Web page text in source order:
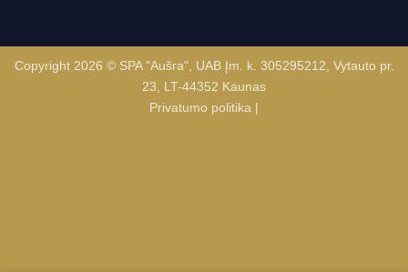
Copyright 2026 © SPA "Aušra", UAB Įm. k. 305295212, Vytauto pr.
23, LT-44352 Kaunas
Privatumo politika |